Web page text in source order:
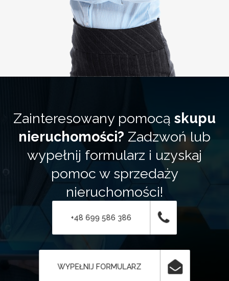
Zainteresowany pomocą skupu
nieruchomości? Zadzwoń lub
wypełnij formularz i uzyskaj
pomoc w sprzedaży
nieruchomości!
+48 699 586 386
WYPEŁNIJ FORMULARZ